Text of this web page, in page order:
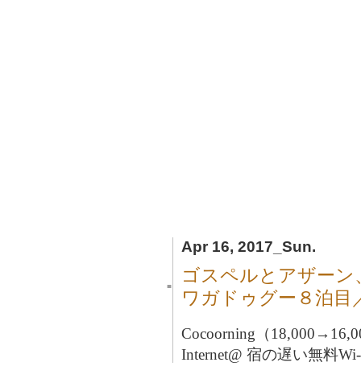
Apr 16, 2017_Sun.
■
ゴスペルとアザー
ワガドゥグー８泊
Cocoorning（
Internet@ 宿の遅い無料